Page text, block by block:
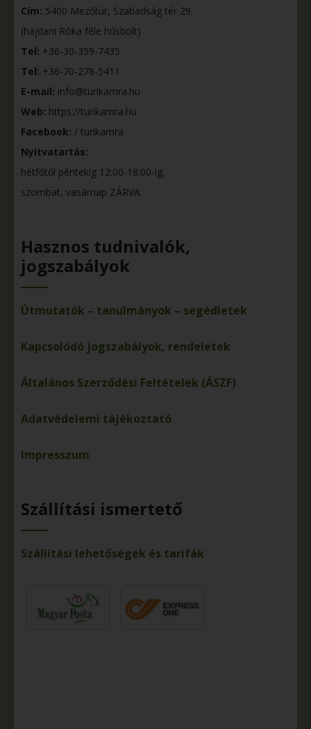
Cím: 5400 Mezőtúr, Szabadság tér 29.
(hajdani Róka féle húsbolt)
Tel: +36-30-359-7435
Tel: +36-70-278-5411
E-mail: info@turikamra.hu
Web: https://turikamra.hu
Facebook: / turikamra
Nyitvatartás:
hétfőtől péntekig 12:00-18:00-ig,
szombat, vasárnap ZÁRVA.
Hasznos tudnivalók,
jogszabályok
Útmutatók – tanulmányok – segédletek
Kapcsolódó jogszabályok, rendeletek
Általános Szerződési Feltételek (ÁSZF)
Adatvédelemi tájékoztató
Impresszum
Szállítási ismertető
Szállítási lehetőségek és tarifák